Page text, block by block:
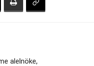
alelnöke,